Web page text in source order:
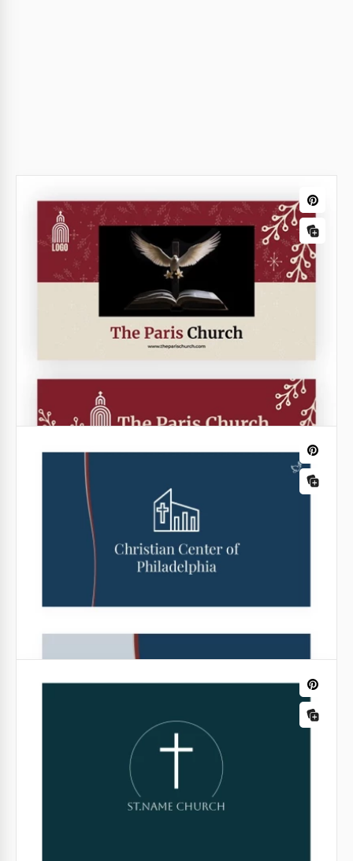
Biglietto da visita della chiesa
Riflessione di fede e fraternità, queste carte fungono
da ponte tra la tua chiesa e i suoi membri.